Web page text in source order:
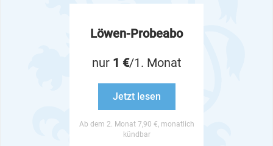
Löwen-Probeabo
nur 1 €/1. Monat
Jetzt lesen
Ab dem 2. Monat 7,90 €, monatlich
kündbar